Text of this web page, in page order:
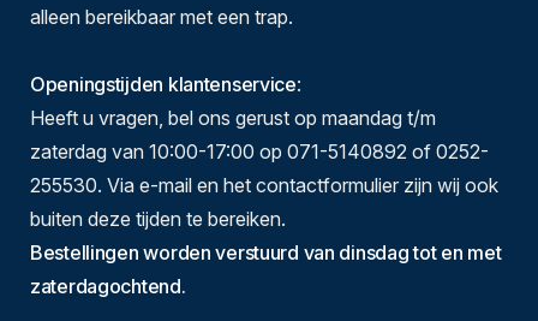
alleen bereikbaar met een trap.
Openingstijden klantenservice:
Heeft u vragen, bel ons gerust op maandag t/m
zaterdag van 10:00-17:00 op 071-5140892 of 0252-
255530. Via e-mail en het contactformulier zijn wij ook
buiten deze tijden te bereiken.
Bestellingen worden verstuurd van dinsdag tot en met
zaterdagochtend.